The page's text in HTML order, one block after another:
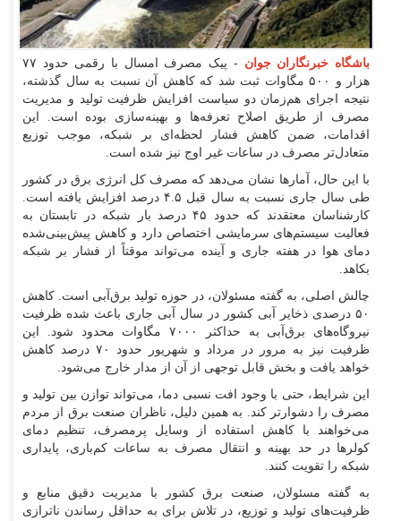
باشگاه خبرنگاران جوان
- پیک مصرف امسال با رقمی حدود ۷۷
هزار و ۵۰۰ مگاوات ثبت شد که کاهش آن نسبت به سال گذشته،
نتیجه اجرای هم‌زمان دو سیاست افزایش ظرفیت تولید و مدیریت
مصرف از طریق اصلاح تعرفه‌ها و بهینه‌سازی بوده است. این
اقدامات، ضمن کاهش فشار لحظه‌ای بر شبکه، موجب توزیع
متعادل‌تر مصرف در ساعات غیر اوج نیز شده است.
با این حال، آمار‌ها نشان می‌دهد که مصرف کل انرژی برق در کشور
طی سال جاری نسبت به سال قبل ۴.۵ درصد افزایش یافته است.
کارشناسان معتقدند که حدود ۴۵ درصد بار شبکه در تابستان به
فعالیت سیستم‌های سرمایشی اختصاص دارد و کاهش پیش‌بینی‌شده
دمای هوا در هفته جاری و آینده می‌تواند موقتاً از فشار بر شبکه
بکاهد.
چالش اصلی، به گفته مسئولان، در حوزه تولید برق‌آبی است. کاهش
۵۰ درصدی ذخایر آبی کشور در سال آبی جاری باعث شده ظرفیت
نیروگاه‌های برق‌آبی به حداکثر ۷۰۰۰ مگاوات محدود شود. این
ظرفیت نیز به مرور در مرداد و شهریور حدود ۷۰ درصد کاهش
خواهد یافت و بخش قابل توجهی از آن از مدار خارج می‌شود.
این شرایط، حتی با وجود افت نسبی دما، می‌تواند توازن بین تولید و
مصرف را دشوارتر کند. به همین دلیل، ناظران صنعت برق از مردم
می‌خواهند با کاهش استفاده از وسایل پرمصرف، تنظیم دمای
کولر‌ها در حد بهینه و انتقال مصرف به ساعات کم‌باری، پایداری
شبکه را تقویت کنند.
به گفته مسئولان، صنعت برق کشور با مدیریت دقیق منابع و
ظرفیت‌های تولید و توزیع، در تلاش برای به حداقل رساندن ناترازی